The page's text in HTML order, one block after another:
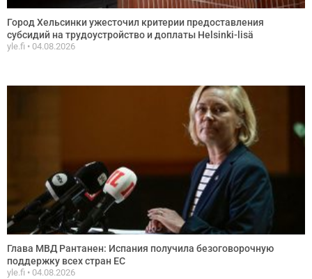
Город Хельсинки ужесточил критерии предоставления
субсидий на трудоустройство и доплаты Helsinki-lisä
yle.fi 04.08.2026
Глава МВД Рантанен: Испания получила безоговорочную
поддержку всех стран ЕС
yle.fi 04.08.2026